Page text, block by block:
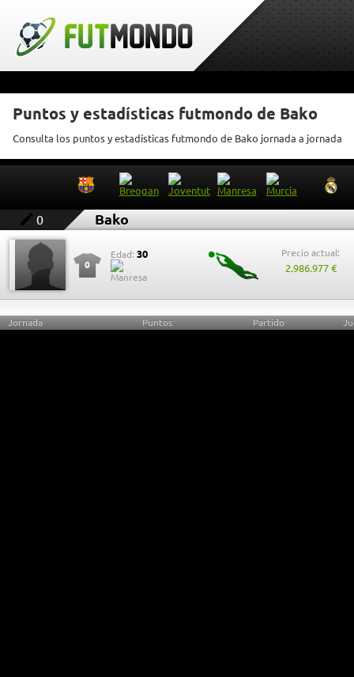
Puntos y estadísticas futmondo de Bako
Consulta los puntos y estadísticas futmondo de Bako jornada a jornada
0 Bako
0
Edad: 30 Precio actual:
2.986.977 €
Jornada Puntos Partido